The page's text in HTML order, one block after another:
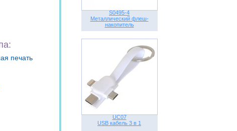
печать
S0495-4
Металлический флеш-
накопитель
UC07
USB кабель 3 в 1